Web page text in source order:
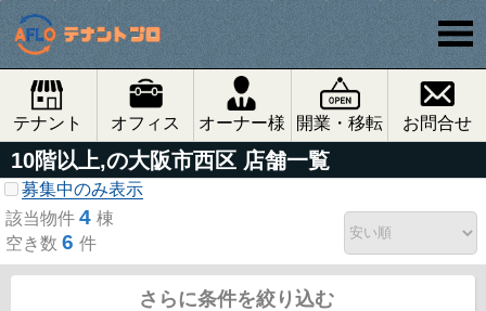
テナント オフィス オーナー様 開業・移転 お問合せ
10階以上,の大阪市西区 店舗一覧
募集中のみ表示
該当物件 4 棟
空き数 6 件
さらに条件を絞り込む